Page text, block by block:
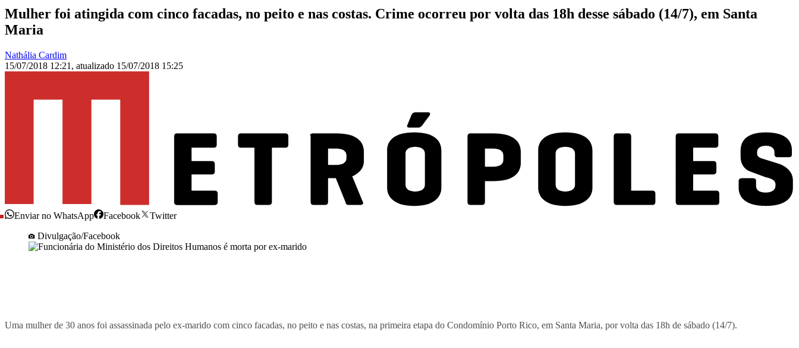
Mulher foi atingida com cinco facadas, no peito e nas costas. Crime ocorreu por volta das 18h desse sábado (14/7), em Santa
Maria
Nathália Cardim
15/07/2018 12:21 , atualizado 15/07/2018 15:25
Enviar no WhatsApp Facebook
Twitter
Divulgação/Facebook
Uma mulher de 30 anos foi assassinada pelo ex-marido com cinco facadas, no peito e nas costas, na primeira etapa do Condomínio Porto Rico, em Santa Maria, por volta das 18h de sábado (14/7).